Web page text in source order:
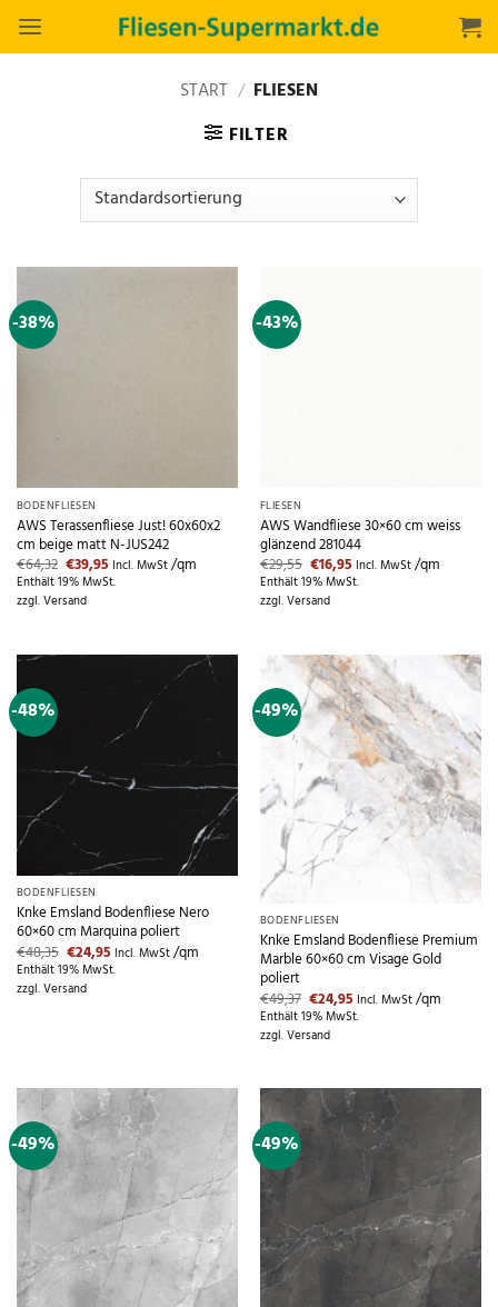
Zum
Inhalt
START / FLIESEN
FILTER
-38%
BODENFLIESEN
AWS Terassenfliese Just! 60x60x2
cm beige matt N-JUS242
€64,32 Ursprünglicher
Preis
war:
€64,32
€39,95Aktueller
Preis
ist:
Incl. MwSt/qm
Enthält 19% MwSt.
zzgl.Versand
-43%
FLIESEN
AWS Wandfliese 30×60 cm weiss
glänzend 281044
€29,55 Ursprünglicher
Preis
war:
€29,55
€16,95Aktueller
Preis
ist:
Incl. MwSt/qm
Enthält 19% MwSt.
zzgl.Versand
-48%
BODENFLIESEN
Knke Emsland Bodenfliese Nero
60×60 cm Marquina poliert
€48,35 Ursprünglicher
Preis
war:
€48,35
€24,95Aktueller
Preis
ist:
Incl. MwSt/qm
Enthält 19% MwSt.
zzgl.Versand
-49%
Nicht vorrätig
BODENFLIESEN
Knke Emsland Bodenfliese Premium
Marble 60×60 cm Visage Gold
poliert
€49,37 Ursprünglicher
Preis
war:
€49,37
€24,95Aktueller
Preis
ist:
Incl. MwSt/qm
Enthält 19% MwSt.
zzgl.Versand
-49% -49%